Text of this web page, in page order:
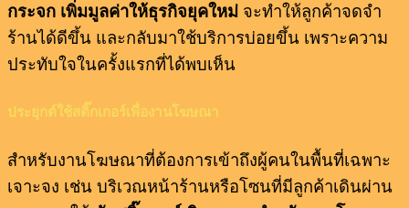
กระจก เพิ่มมูลค่าให้ธุรกิจยุคใหม่ จะทำให้ลูกค้าจดจำ
ร้านได้ดีขึ้น และกลับมาใช้บริการบ่อยขึ้น เพราะความ
ประทับใจในครั้งแรกที่ได้พบเห็น
ประยุกต์ใช้สติ๊กเกอร์เพื่องานโฆษณา
สำหรับงานโฆษณาที่ต้องการเข้าถึงผู้คนในพื้นที่เฉพาะ
เจาะจง เช่น บริเวณหน้าร้านหรือโซนที่มีลูกค้าเดินผ่าน